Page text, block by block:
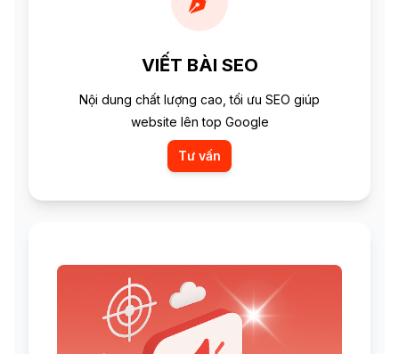
VIẾT BÀI SEO
Nội dung chất lượng cao, tối ưu SEO giúp
website lên top Google
Tư vấn